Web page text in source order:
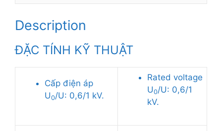
Description
ĐẶC TÍNH KỸ THUẬT
Cấp điện áp
U0/U: 0,6/1 kV.
Rated voltage
U0/U: 0,6/1
kV.